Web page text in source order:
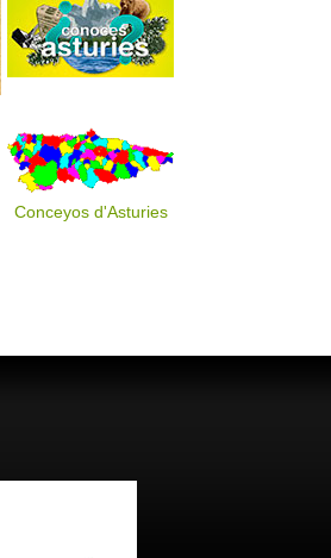
Conceyos d'Asturies